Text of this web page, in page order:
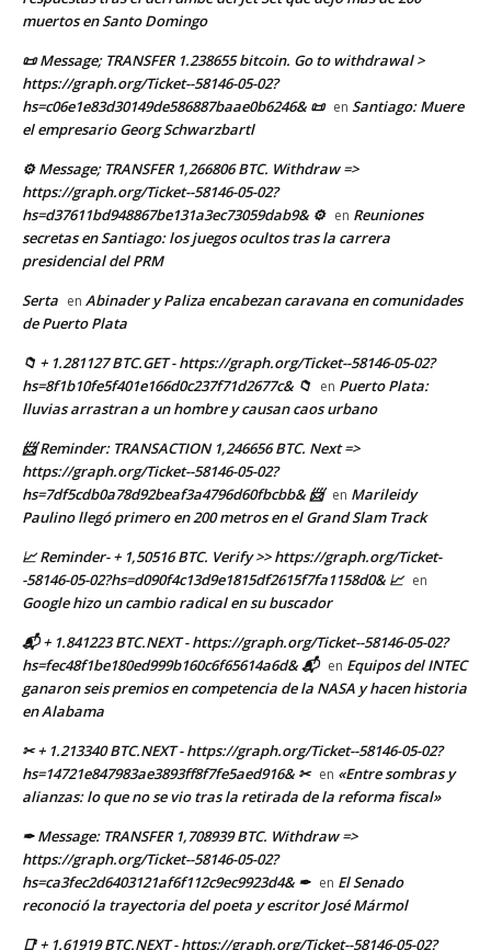
muertos en Santo Domingo
📜 Message; TRANSFER 1.238655 bitcoin. Go to withdrawal >
https://graph.org/Ticket--58146-05-02?
hs=c06e1e83d30149de586887baae0b6246& 📜 en Santiago: Muere
el empresario Georg Schwarzbartl
⚙ Message; TRANSFER 1,266806 BTC. Withdraw =>
https://graph.org/Ticket--58146-05-02?
hs=d37611bd948867be131a3ec73059dab9& ⚙ en Reuniones
secretas en Santiago: los juegos ocultos tras la carrera
presidencial del PRM
Serta en Abinader y Paliza encabezan caravana en comunidades
de Puerto Plata
📁 + 1.281127 BTC.GET - https://graph.org/Ticket--58146-05-02?
hs=8f1b10fe5f401e166d0c237f71d2677c& 📁 en Puerto Plata:
lluvias arrastran a un hombre y causan caos urbano
📨 Reminder: TRANSACTION 1,246656 BTC. Next =>
https://graph.org/Ticket--58146-05-02?
hs=7df5cdb0a78d92beaf3a4796d60fbcbb& 📨 en Marileidy
Paulino llegó primero en 200 metros en el Grand Slam Track
📈 Reminder- + 1,50516 BTC. Verify >> https://graph.org/Ticket-
-58146-05-02?hs=d090f4c13d9e1815df2615f7fa1158d0& 📈 en
Google hizo un cambio radical en su buscador
📬 + 1.841223 BTC.NEXT - https://graph.org/Ticket--58146-05-02?
hs=fec48f1be180ed999b160c6f65614a6d& 📬 en Equipos del INTEC
ganaron seis premios en competencia de la NASA y hacen historia
en Alabama
✂ + 1.213340 BTC.NEXT - https://graph.org/Ticket--58146-05-02?
hs=14721e847983ae3893ff8f7fe5aed916& ✂ en «Entre sombras y
alianzas: lo que no se vio tras la retirada de la reforma fiscal»
✒ Message: TRANSFER 1,708939 BTC. Withdraw =>
https://graph.org/Ticket--58146-05-02?
hs=ca3fec2d6403121af6f112c9ec9923d4& ✒ en El Senado
reconoció la trayectoria del poeta y escritor José Mármol
📑 + 1.61919 BTC.NEXT - https://graph.org/Ticket--58146-05-02?